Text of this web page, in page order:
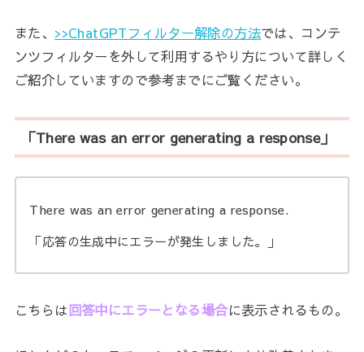
また、 >>ChatGPTフィルター解除の方法では、コンテ
ンツフィルターを外して利用するやり方について詳しく
ご紹介していますので参考までにご覧ください。
「There was an error generating a response」
There was an error generating a response.
「応答の生成中にエラーが発生しました。」
こちらは回答中にエラーとなる場合に表示されるもの。